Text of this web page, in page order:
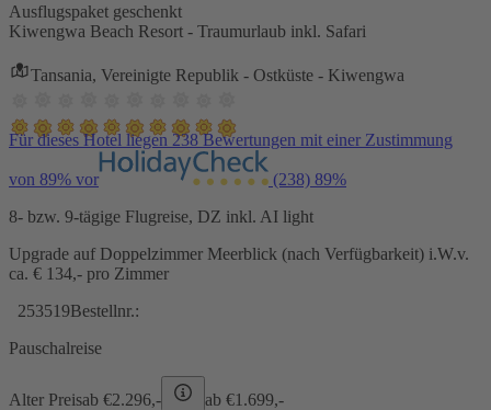
Ausflugspaket geschenkt
Kiwengwa Beach Resort - Traumurlaub inkl. Safari
Tansania, Vereinigte Republik - Ostküste - Kiwengwa
Für dieses Hotel liegen 238 Bewertungen mit einer Zustimmung
von 89% vor (238) 89%
8- bzw. 9-tägige Flugreise, DZ inkl. AI light
Upgrade auf Doppelzimmer Meerblick (nach Verfügbarkeit) i.W.v.
ca. € 134,- pro Zimmer
253519Bestellnr.:
Pauschalreise
Alter Preisab €2.296,- ab €1.699,-